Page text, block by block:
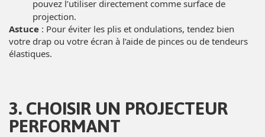
pouvez l’utiliser directement comme surface de
projection.
Astuce : Pour éviter les plis et ondulations, tendez bien
votre drap ou votre écran à l’aide de pinces ou de tendeurs
élastiques.
3. CHOISIR UN PROJECTEUR
PERFORMANT